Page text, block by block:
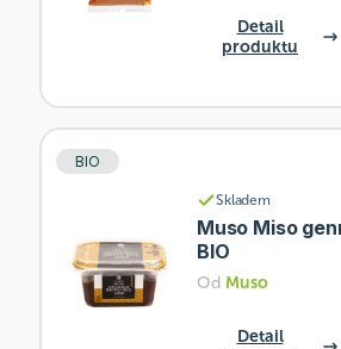
Detail
produktu
BIO
Skladem
Muso Miso
BIO
Od Muso
Detail